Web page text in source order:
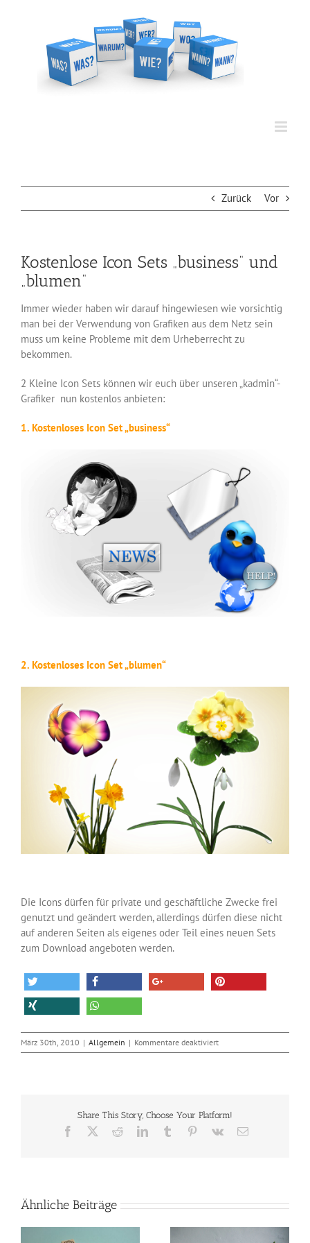
Zurück Vor
Kostenlose Icon Sets „business“ und
„blumen“
Immer wieder haben wir darauf hingewiesen wie vorsichtig
man bei der Verwendung von Grafiken aus dem Netz sein
muss um keine Probleme mit dem Urheberrecht zu
bekommen.
2 Kleine Icon Sets können wir euch über unseren „kadmin“-
Grafiker nun kostenlos anbieten:
1. Kostenloses Icon Set „business“
2. Kostenloses Icon Set „blumen“
Die Icons dürfen für private und geschäftliche Zwecke frei
genutzt und geändert werden, allerdings dürfen diese nicht
auf anderen Seiten als eigenes oder Teil eines neuen Sets
zum Download angeboten werden.
März 30th, 2010 | Allgemein | Kommentare deaktiviertfür
Kostenlose
„blumen“
Share This Story, Choose Your Platform!
Facebook RedditLinkedInTumblr Pinterest
Vk
E-
Ähnliche Beiträge